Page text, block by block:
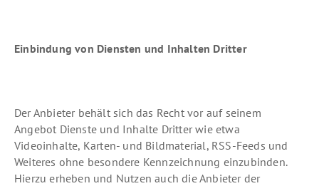
Einbindung von Diensten und Inhalten Dritter
Der Anbieter behält sich das Recht vor auf seinem
Angebot Dienste und Inhalte Dritter wie etwa
Videoinhalte, Karten- und Bildmaterial, RSS-Feeds und
Weiteres ohne besondere Kennzeichnung einzubinden.
Hierzu erheben und Nutzen auch die Anbieter der